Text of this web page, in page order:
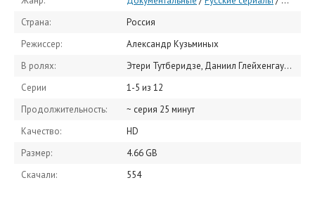
Страна:
Россия
Режиссер:
Александр Кузьминых
В ролях:
Этери Тутберидзе, Даниил Глейхенгауз, Сергей Дудаков, Станислав Морозов, Ксения Поталицына, Алексей Железняков, Александра Бойкова, Дмитрий Козловский, Аделия Петросян, Софья Акатьева
Серии
1-5 из 12
Продолжительность:
~ серия 25 минут
Качество:
HD
Размер:
4.66 GB
Скачали:
554